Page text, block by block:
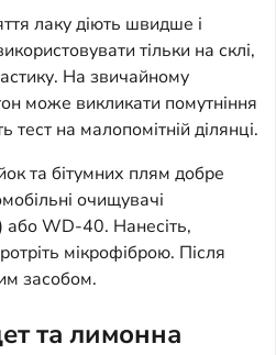
лаку діють швидше і
тільки на склі,
На звичайному
може викликати помутніння
тест на малопомітній ділянці.
та бітумних плям добре
очищувачі
або WD-40. Нанесіть,
мікрофіброю. Після
засобом.
та лимонна